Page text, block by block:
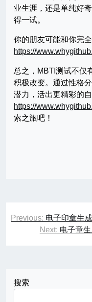
业生涯，还是单纯好
得一试。
你的朋友可能和你完
https://
总之，MBTI测试不仅
积极改变。通过性格
潜力，活出更精彩的
https://
索之旅吧！
文Previous: 电子印章生
Next: 电子章
搜索